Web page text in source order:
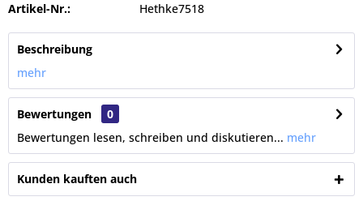
Artikel-Nr.: Hethke7518
Beschreibung
mehr
Bewertungen
0
Bewertungen lesen, schreiben und diskutieren... mehr
Kunden kauften auch